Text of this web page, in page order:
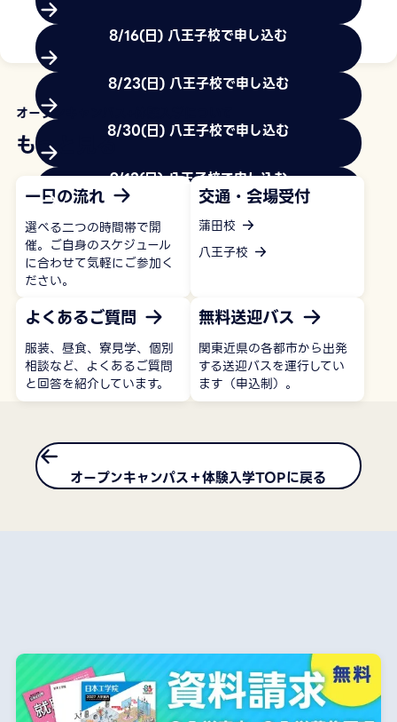
もっと見る
8/16(日) 八王子校で申し込む
8/23(日) 八王子校で申し込む
8/30(日) 八王子校で申し込む
9/13(日) 八王子校で申し込む
オープンキャンパス+体験入学について
もっと見る
一日の流れ
選べる二つの時間帯で開
催。ご自身のスケジュール
に合わせて気軽にご参加く
ださい。
交通・会場受付
蒲田校
八王子校
よくあるご質問
服装、昼食、寮見学、個別
相談など、よくあるご質問
と回答を紹介しています。
無料送迎バス
関東近県の各都市から出発
する送迎バスを運行してい
ます（申込制）。
オープンキャンパス＋体験入学TOPに戻る